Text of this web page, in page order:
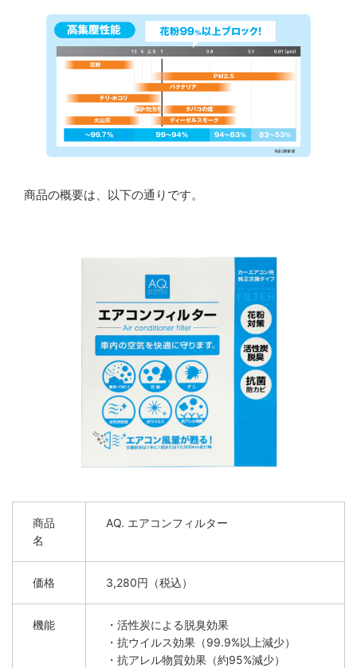
商品の概要は、以下の通りです。
商品
名
AQ. エアコンフィルター
価格 3,280円（税込）
機能
・活性炭による脱臭効果
・抗ウイルス効果（99.9%以上減少）
・抗アレル物質効果（約95%減少）